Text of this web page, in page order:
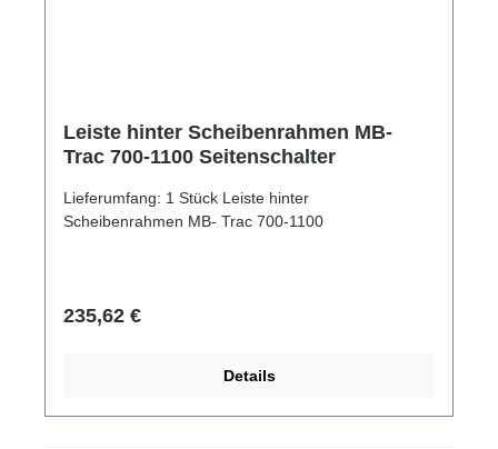
Leiste hinter Scheibenrahmen MB-
Trac 700-1100 Seitenschalter
Lieferumfang: 1 Stück Leiste hinter
Scheibenrahmen MB- Trac 700-1100
Regulärer Preis:
235,62 €
Details